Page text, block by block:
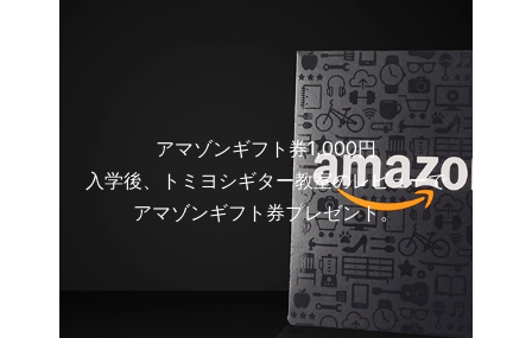
アマゾンギフト券1,000円
入学後、トミヨシギター教室のレビューで
アマゾンギフト券プレゼント。